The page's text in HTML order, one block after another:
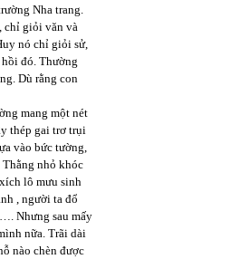
Nha trang.
chỉ giỏi văn và
nó chỉ giỏi sử,
đó. Thường
Dù rằng con
mang một nét
thép gai trơ trụi
vào bức tường,
Thằng nhỏ khóc
lô mưu sinh
, người ta đổ
Nhưng sau mấy
nữa. Trãi dài
nào chèn được